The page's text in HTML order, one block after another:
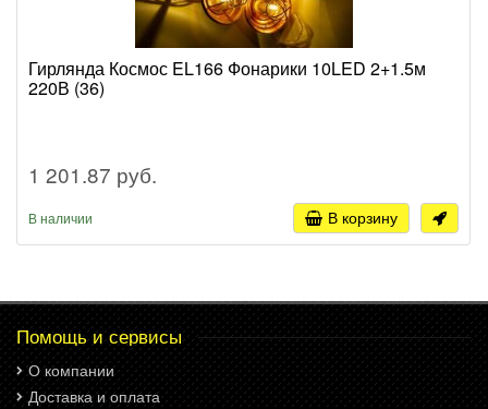
Гирлянда Космос EL166 Фонарики 10LED 2+1.5м
220В (36)
1 201.87 руб.
В наличии В корзину
Помощь и сервисы
О компании
Доставка и оплата